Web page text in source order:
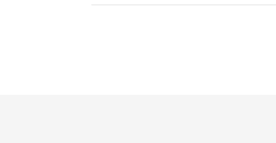
ゲ